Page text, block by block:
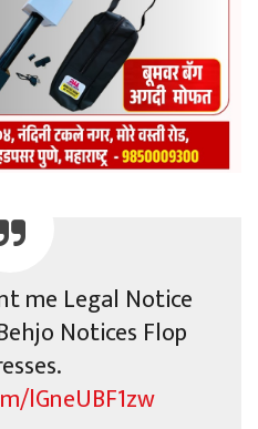
me Legal Notice
Notices Flop
lGneUBF1zw